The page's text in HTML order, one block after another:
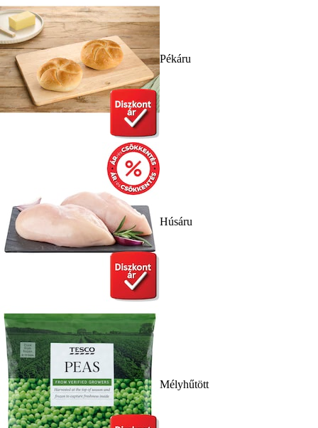
Pékáru
Húsáru
Mélyhűtött